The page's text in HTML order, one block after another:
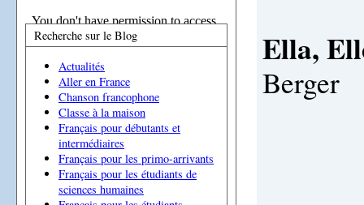
Recherche sur le Blog
Actualités
Aller en France
Chanson francophone
Classe à la maison
Français pour débutants et
intermédiaires
Français pour les primo-arrivants
Français pour les étudiants de
sciences humaines
Ella,
Berger